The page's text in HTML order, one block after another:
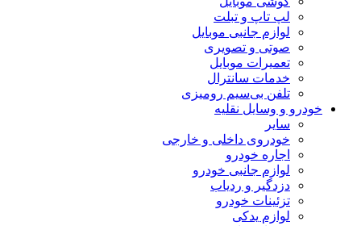
لپ تاپ و تبلت
لوازم جانبی موبایل
صوتی و تصویری
تعمیرات موبایل
خدمات سانترال
تلفن بی‌سیم رومیزی
خودرو و وسایل نقلیه
سایر
خودروی داخلی و خارجی
اجاره خودرو
لوازم جانبی خودرو
دزدگیر و ردیاب
تزئینات خودرو
لوازم یدکی